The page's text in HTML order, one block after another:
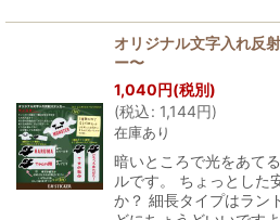
オリジナル文字入れ反
ー〜
1,040円(税別)
(税込: 1,144円)
在庫あり
暗いところで光をあて
ルです。 ちょっとした
か？ 細長タイプはラン